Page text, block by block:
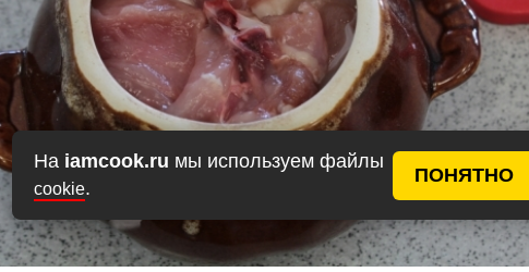
На iamcook.ru мы используем файлы
cookie.
ПОНЯТНО